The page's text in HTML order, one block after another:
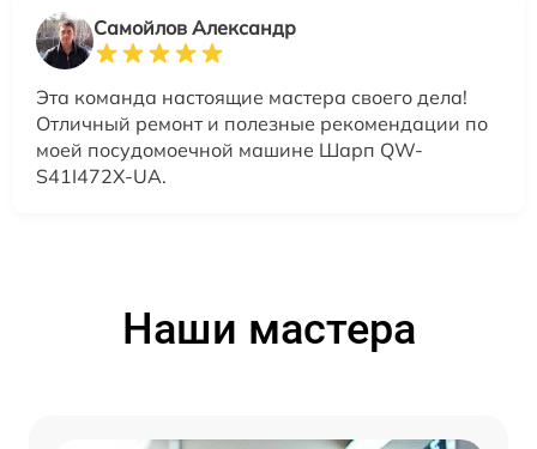
Самойлов Александр
Эта команда настоящие мастера своего дела!
Отличный ремонт и полезные рекомендации по
моей посудомоечной машине Шарп QW-
S41I472X-UA.
Наши мастера